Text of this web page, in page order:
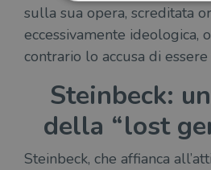
sulla sua opera, screditata
eccessivamente ideologica,
contrario lo accusa di essere
Steinbeck:
della “lost
Steinbeck, che affianca
Strettamente necessari
Targeting
I cookie strettamente necessari
funzionalità principali del sito
l'accesso dell'utente e la
sito web non può essere
correttamente senza i cookie
necessari.